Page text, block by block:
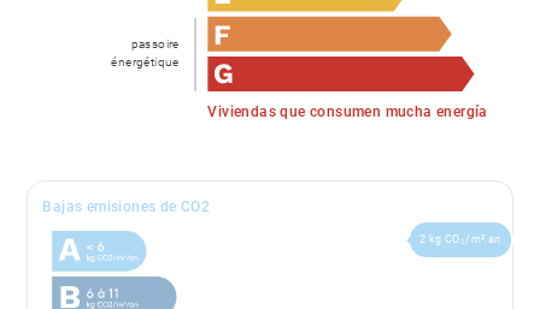
Viviendas que consumen mucha energía
passoire
énergétique
Bajas emisiones de CO2
2 kg CO₂/m².an